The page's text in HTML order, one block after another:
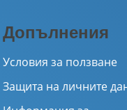
Допълнения
Условия за ползване
Защита на личните